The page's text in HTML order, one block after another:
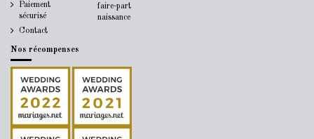
Paiement
sécurisé
Contact
faire-part
naissance
Nos récompenses